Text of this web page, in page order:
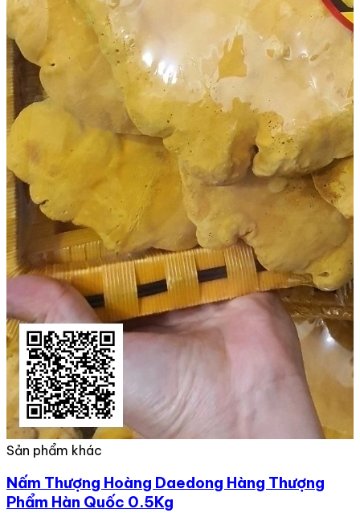
Sản phẩm khác
Nấm Thượng Hoàng Daedong Hàng Thượng
Phẩm Hàn Quốc 0.5Kg